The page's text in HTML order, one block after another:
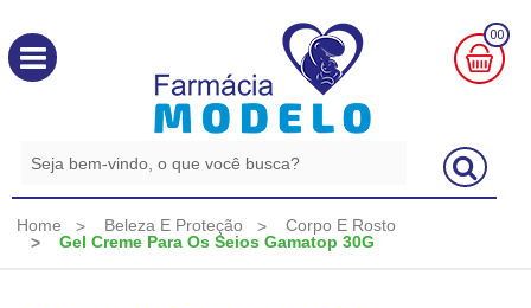
00
0,00
Home Beleza E Proteção
Corpo E Rosto
Gel Creme Para Os Seios Gamatop 30G